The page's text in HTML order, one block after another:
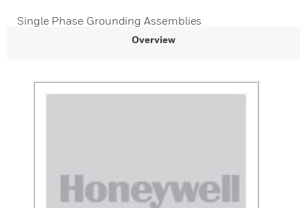
Single Phase Grounding Assemblies
Overview